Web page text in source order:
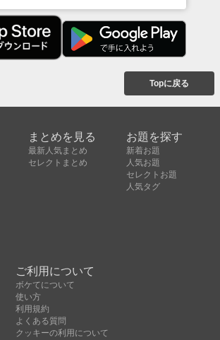
Topに戻る
まとめを見る
最新人気まとめ
セレクトまとめ
お題を探す
新着お題
人気お題
セレクトお題
人気タグ
ご利用について
ボケてについて
使い方
利用規約
よくある質問
クッキーの利用について